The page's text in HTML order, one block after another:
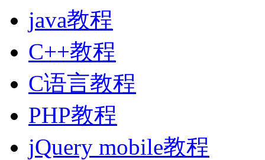
java教程
C++教程
C语言教程
PHP教程
jQuery mobile教程